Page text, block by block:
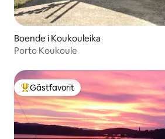
Boende i Koukouleika
Porto Koukoule
Populär gästfavorit
Gästfavorit